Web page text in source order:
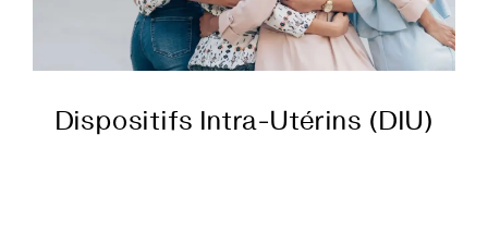
Dispositifs Intra-Utérins (DIU)